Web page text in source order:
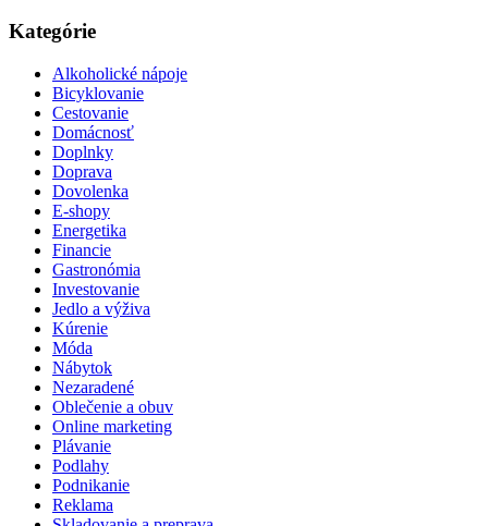
Kategórie
Alkoholické nápoje
Bicyklovanie
Cestovanie
Domácnosť
Doplnky
Doprava
Dovolenka
E-shopy
Energetika
Financie
Gastronómia
Investovanie
Jedlo a výživa
Kúrenie
Móda
Nábytok
Nezaradené
Oblečenie a obuv
Online marketing
Plávanie
Podlahy
Podnikanie
Reklama